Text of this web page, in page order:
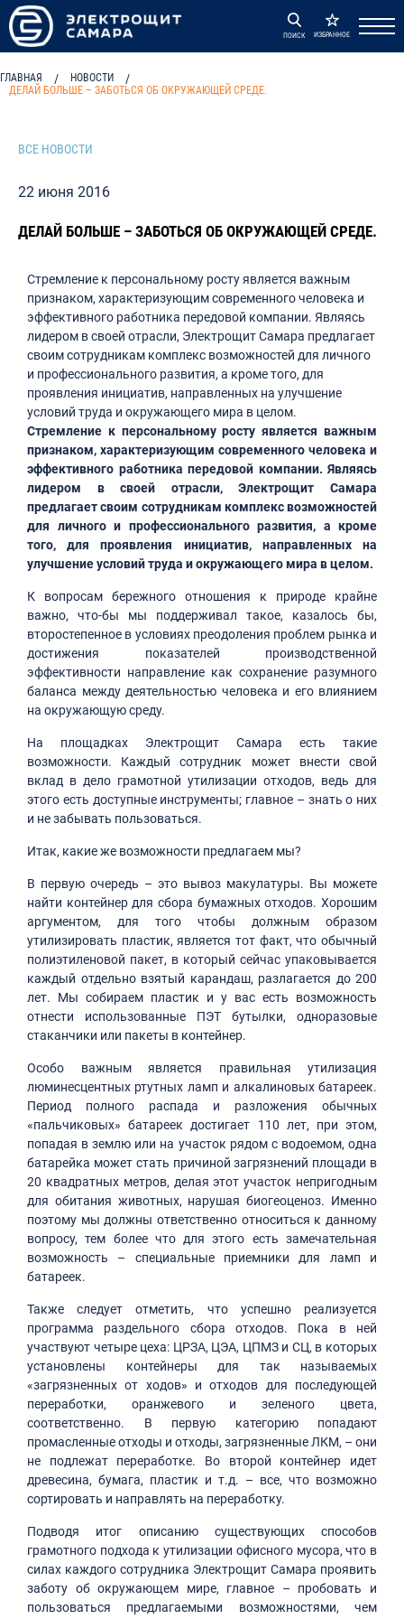
ПОИСК ИЗБРАННОЕ
ГЛАВНАЯ / НОВОСТИ /
ДЕЛАЙ БОЛЬШЕ – ЗАБОТЬСЯ ОБ ОКРУЖАЮЩЕЙ СРЕДЕ.
ВСЕ НОВОСТИ
22 июня 2016
ДЕЛАЙ БОЛЬШЕ – ЗАБОТЬСЯ ОБ ОКРУЖАЮЩЕЙ СРЕДЕ.
Стремление к персональному росту является важным
признаком, характеризующим современного человека и
эффективного работника передовой компании. Являясь
лидером в своей отрасли, Электрощит Самара предлагает
своим сотрудникам комплекс возможностей для личного
и профессионального развития, а кроме того, для
проявления инициатив, направленных на улучшение
условий труда и окружающего мира в целом.
Стремление к персональному росту является важным
признаком, характеризующим современного человека и
эффективного работника передовой компании. Являясь
лидером в своей отрасли, Электрощит Самара
предлагает своим сотрудникам комплекс возможностей
для личного и профессионального развития, а кроме
того, для проявления инициатив, направленных на
улучшение условий труда и окружающего мира в целом.
К вопросам бережного отношения к природе крайне
важно, что-бы мы поддерживал такое, казалось бы,
второстепенное в условиях преодоления проблем рынка и
достижения показателей производственной
эффективности направление как сохранение разумного
баланса между деятельностью человека и его влиянием
на окружающую среду.
На площадках Электрощит Самара есть такие
возможности. Каждый сотрудник может внести свой
вклад в дело грамотной утилизации отходов, ведь для
этого есть доступные инструменты; главное – знать о них
и не забывать пользоваться.
Итак, какие же возможности предлагаем мы?
В первую очередь – это вывоз макулатуры. Вы можете
найти контейнер для сбора бумажных отходов. Хорошим
аргументом, для того чтобы должным образом
утилизировать пластик, является тот факт, что обычный
полиэтиленовой пакет, в который сейчас упаковывается
каждый отдельно взятый карандаш, разлагается до 200
лет. Мы собираем пластик и у вас есть возможность
отнести использованные ПЭТ бутылки, одноразовые
стаканчики или пакеты в контейнер.
Особо важным является правильная утилизация
люминесцентных ртутных ламп и алкалиновых батареек.
Период полного распада и разложения обычных
«пальчиковых» батареек достигает 110 лет, при этом,
попадая в землю или на участок рядом с водоемом, одна
батарейка может стать причиной загрязнений площади в
20 квадратных метров, делая этот участок непригодным
для обитания животных, нарушая биогеоценоз. Именно
поэтому мы должны ответственно относиться к данному
вопросу, тем более что для этого есть замечательная
возможность – специальные приемники для ламп и
батареек.
Также следует отметить, что успешно реализуется
программа раздельного сбора отходов. Пока в ней
участвуют четыре цеха: ЦРЗА, ЦЭА, ЦПМЗ и СЦ, в которых
установлены контейнеры для так называемых
«загрязненных от ходов» и отходов для последующей
переработки, оранжевого и зеленого цвета,
соответственно. В первую категорию попадают
промасленные отходы и отходы, загрязненные ЛКМ, – они
не подлежат переработке. Во второй контейнер идет
древесина, бумага, пластик и т.д. – все, что возможно
сортировать и направлять на переработку.
Подводя итог описанию существующих способов
грамотного подхода к утилизации офисного мусора, что в
силах каждого сотрудника Электрощит Самара проявить
заботу об окружающем мире, главное – пробовать и
пользоваться предлагаемыми возможностями, чем